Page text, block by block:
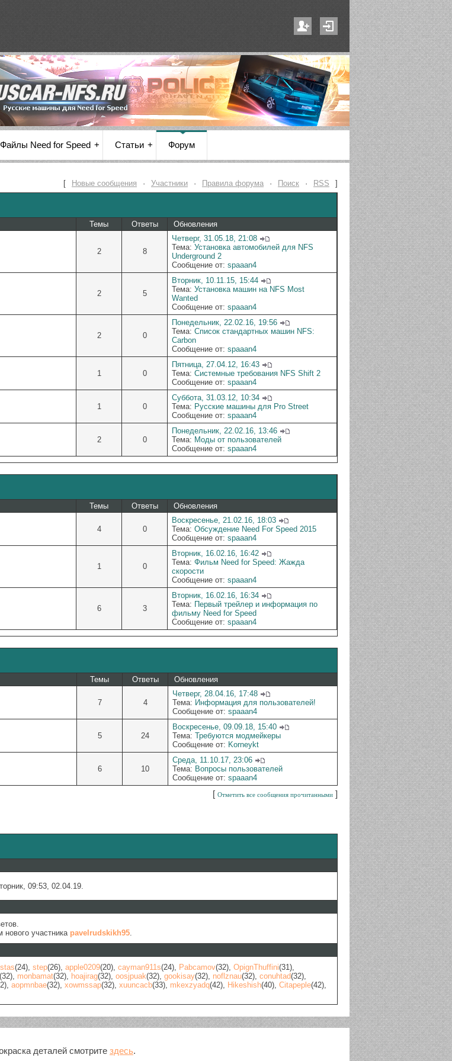
Файлы Need for Speed Статьи Форум
[ Новые сообщения · Участники · Правила форума · Поиск · RSS ]
Темы Ответы Обновления
2 8
Четверг, 31.05.18, 21:08
Тема: Установка автомобилей для NFS
Underground 2
Сообщение от: spaaan4
2 5
Вторник, 10.11.15, 15:44
Тема: Установка машин на NFS Most
Wanted
Сообщение от: spaaan4
2 0
Понедельник, 22.02.16, 19:56
Тема: Список стандартных машин NFS:
Carbon
Сообщение от: spaaan4
1 0
Пятница, 27.04.12, 16:43
Тема: Системные требования NFS Shift 2
Сообщение от: spaaan4
1 0
Суббота, 31.03.12, 10:34
Тема: Русские машины для Pro Street
Сообщение от: spaaan4
2 0
Понедельник, 22.02.16, 13:46
Тема: Моды от пользователей
Сообщение от: spaaan4
Темы Ответы Обновления
4 0
Воскресенье, 21.02.16, 18:03
Тема: Обсуждение Need For Speed 2015
Сообщение от: spaaan4
1 0
Вторник, 16.02.16, 16:42
Тема: Фильм Need for Speed: Жажда
скорости
Сообщение от: spaaan4
6 3
Вторник, 16.02.16, 16:34
Тема: Первый трейлер и информация по
фильму Need for Speed
Сообщение от: spaaan4
Темы Ответы Обновления
7 4
Четверг, 28.04.16, 17:48
Тема: Информация для пользователей!
Сообщение от: spaaan4
5 24
Воскресенье, 09.09.18, 15:40
Тема: Требуются модмейкеры
Сообщение от: Korneykt
6 10
Среда, 11.10.17, 23:06
Тема: Вопросы пользователей
Сообщение от: spaaan4
[ Отметить все сообщения прочитанными ]
09:53, 02.04.19.
нового участника pavelrudskikh95.
stas(24), step(26), apple0209(20), cayman911s(24), Pabcamov(32), OpignThuffini(31),
(32), monbamat(32), hoajirag(32), oosjpuak(32), gookisay(32), noflznau(32), conuhtad(32),
, aopmnbae(32), xowmssap(32), xuuncacb(33), mkexzyadq(42), Hikeshish(40), Citapeple(42),
деталей смотрите здесь.